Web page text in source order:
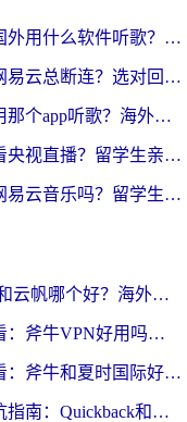
中国人在国外用什么软件听歌？别再被地域限制卡脖子，这篇教你轻松解锁国内音乐库
在海外听网易云总断连？选对回国加速器，告别地区限制和卡顿
国外可以用那个app听歌？海外党亲测有效的回国加速方案，轻松听国内音乐听书
海外怎么看央视直播？留学生亲测：3步解决版权限制+追剧自由
国外能用网易云音乐吗？留学生亲测：3步解决海外听歌难题
Quickback和云帆哪个好？海外党2026亲测指南：选对加速器大陆工具，无缝刷国内剧玩国服
海外党必看：斧牛VPN好用吗？和GoLinkVPN对比哪个回国效果更好？
海外党必看：斧牛和夏时国际好用吗？3步选对回国加速器，无缝刷国内资源
海外党踩坑指南：Quickback和归雁好用吗？选对加速器才能无缝刷国内资源